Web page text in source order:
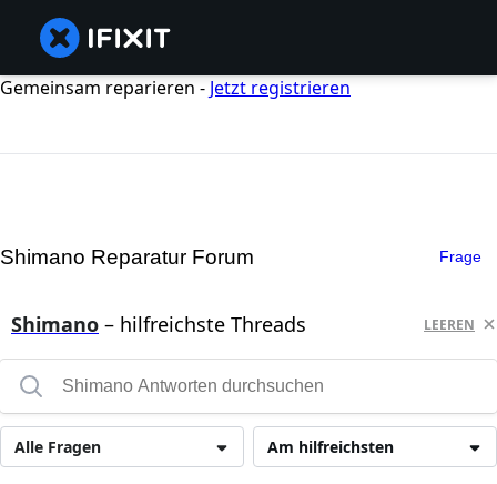
Gemeinsam reparieren - Jetzt registrieren
Shimano Reparatur Forum Frage
Shimano – hilfreichste Threads LEEREN
Am hilfreichsten
Alle Fragen